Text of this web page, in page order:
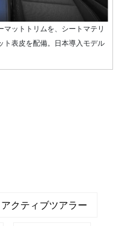
ットトリムを、シートマテリ
ト表皮を配備。日本導入モデル
クティブツアラー